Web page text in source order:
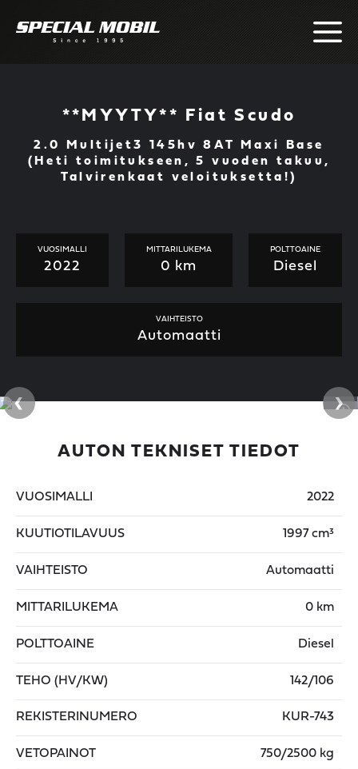
**MYYTY** Fiat Scudo
2.0 Multijet3 145hv 8AT Maxi Base
(Heti toimitukseen, 5 vuoden takuu,
Talvirenkaat veloituksetta!)
VUOSIMALLI
2022
MITTARILUKEMA
0 km
POLTTOAINE
Diesel
VAIHTEISTO
Automaatti
‹ ›
AUTON TEKNISET TIEDOT
VUOSIMALLI 2022
KUUTIOTILAVUUS 1997 cm³
VAIHTEISTO Automaatti
MITTARILUKEMA 0 km
POLTTOAINE Diesel
TEHO (HV/KW) 142/106
REKISTERINUMERO KUR-743
VETOPAINOT 750/2500 kg